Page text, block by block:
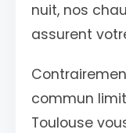
nuit, nos
assurent
commun
Toulouse